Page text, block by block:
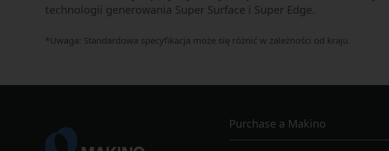
technologii generowania Super Surface i Super Edge.
*Uwaga: Standardowa specyfikacja może się różnić w zależności od kraju.
Purchase a Makino